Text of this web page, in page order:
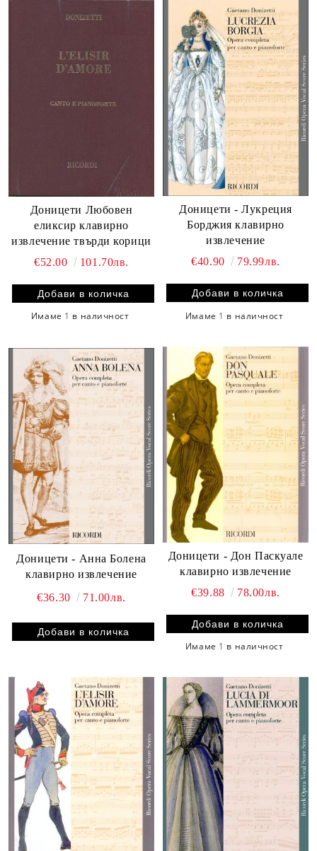
Доницети Любовен
еликсир клавирно
извлечение твърди корици
€52.00
101.70лв.
Имаме 1 в наличност
Доницети - Лукреция
Борджия клавирно
извлечение
€40.90
79.99лв.
Имаме 1 в наличност
Доницети - Анна Болена
клавирно извлечение
€36.30
71.00лв.
Доницети - Дон Паскуале
клавирно извлечение
€39.88
78.00лв.
Имаме 1 в наличност